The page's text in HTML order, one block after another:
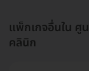
แพ็กเกจอื่นใน ศู
คลินิก